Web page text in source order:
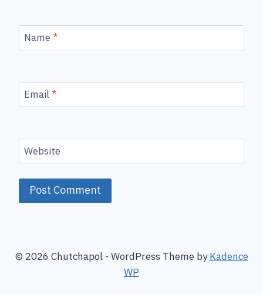
Name*
Email*
Website
© 2026 Chutchapol - WordPress Theme byKadence
WP